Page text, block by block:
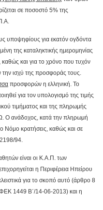
σε ποσοστό 5% της
υποψηφίους για εκατόν ογδόντα
της καταληκτικής ημερομηνίας
και για το χρόνο που τυχόν
ισχύ της προσφοράς τους.
προσφορών η ελληνική. Το
για τον υπολογισμό της τιμής
τιμήματος και της πληρωμής
Ο ανάδοχος, κατά την πληρωμή
Νόμο κρατήσεις, καθώς και σε
94.
είναι οι Κ.Α.Π. των
η Περιφέρεια Ηπείρου
για το σκοπό αυτό (άρθρο 8
1449 Β΄/14-06-2013) και η